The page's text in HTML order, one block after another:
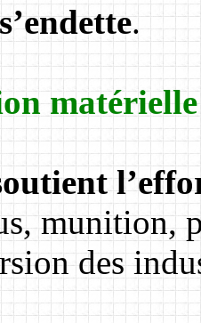
.
matérielle
munition,
des